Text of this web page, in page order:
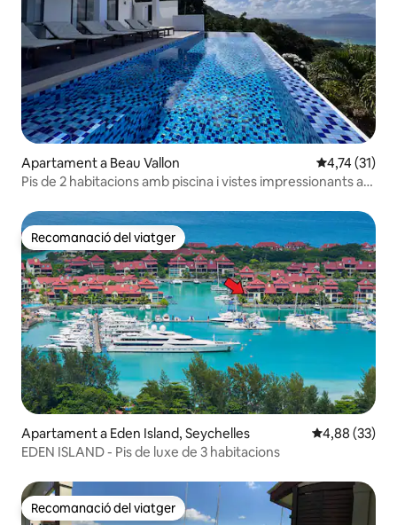
Apartament a Beau Vallon 4,74 de
4,74 (31)
Pis de 2 habitacions amb piscina i vistes impressionants a
Recomanació del viatger
Recomanació del viatger
Apartament a Eden Island, Seychelles 4,88 de
4,88 (33)
EDEN ISLAND - Pis de luxe de 3 habitacions
Recomanació del viatger
Recomanació del viatger